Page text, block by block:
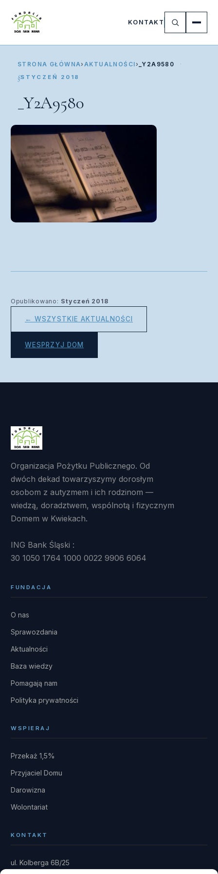
KONTAKT
STRONA GŁÓWNA› AKTUALNOŚCI ›
_Y2A9580
STYCZEŃ 2018
_Y2A9580
Opublikowano: Styczeń 2018
← WSZYSTKIE AKTUALNOŚCI
WESPRZYJ DOM
Organizacja Pożytku Publicznego. Od
dwóch dekad towarzyszymy dorosłym
osobom z autyzmem i ich rodzinom —
wiedzą, doradztwem, wspólnotą i fizycznym
Domem w Kwiekach.
ING Bank Śląski :
30 1050 1764 1000 0022 9906 6064
FUNDACJA
O nas
Sprawozdania
Aktualności
Baza wiedzy
Pomagają nam
Polityka prywatności
WSPIERAJ
Przekaż 1,5%
Przyjaciel Domu
Darowizna
Wolontariat
KONTAKT
ul. Kolberga 6B/25